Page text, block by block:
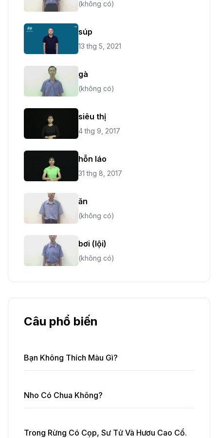
(không có)
súp
13 thg 5, 2021
gà
(không có)
siêu thị
4 thg 9, 2017
hỗn láo
31 thg 8, 2017
ăn
(không có)
bơi (lội)
(không có)
Câu phổ biến
Bạn Không Thích Màu Gì?
Nho Có Chua Không?
Trong Rừng Có Cọp, Sư Tử Và Hươu Cao Cổ.